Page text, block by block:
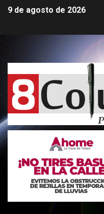
9 de agosto de 2026